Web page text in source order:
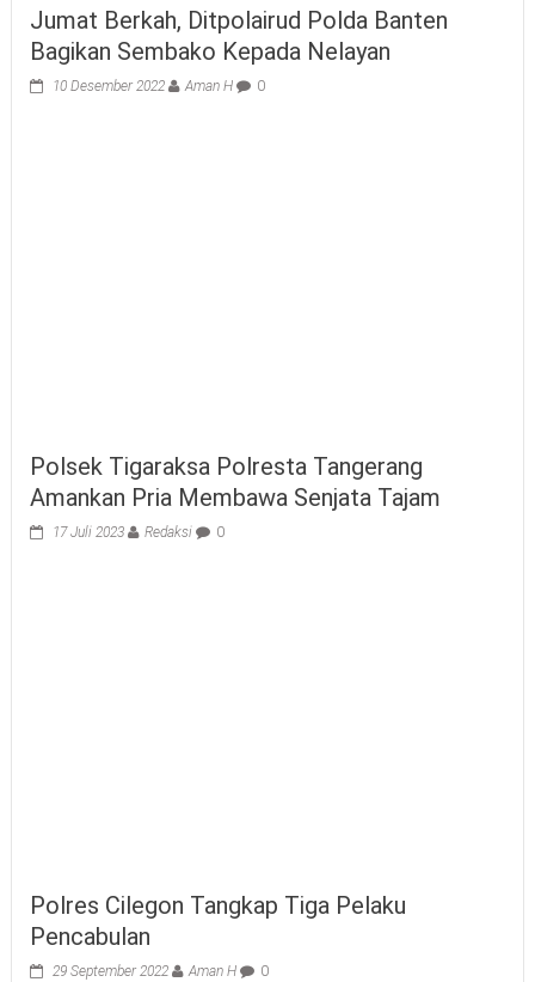
Jumat Berkah, Ditpolairud Polda Banten
Bagikan Sembako Kepada Nelayan
10 Desember 2022 Aman H 0
Polsek Tigaraksa Polresta Tangerang
Amankan Pria Membawa Senjata Tajam
17 Juli 2023 Redaksi 0
Polres Cilegon Tangkap Tiga Pelaku
Pencabulan
29 September 2022 Aman H 0